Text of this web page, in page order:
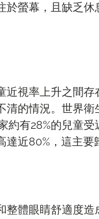
螢幕，且缺乏
近視率上升之間
清的情況。世界
有28%的兒童受
近80%，這主要
體眼睛舒適度